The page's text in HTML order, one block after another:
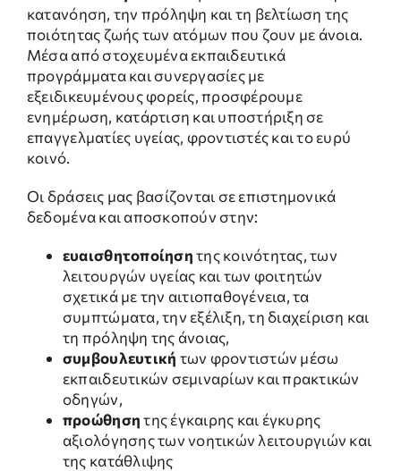
ΝΕΑ & ΕΚΔΗΛΩΣΕΙΣ
ΕΠΙΚΟΙΝΩΝΙΑ
κατανόηση, την πρόληψη και τη βελτίωση της
ποιότητας ζωής των ατόμων που ζουν με άνοια.
Μέσα από στοχευμένα εκπαιδευτικά
προγράμματα και συνεργασίες με
εξειδικευμένους φορείς, προσφέρουμε
ενημέρωση, κατάρτιση και υποστήριξη σε
επαγγελματίες υγείας, φροντιστές και το ευρύ
κοινό.
Οι δράσεις μας βασίζονται σε επιστημονικά
δεδομένα και αποσκοπούν στην:
ευαισθητοποίησητης κοινότητας, των
λειτουργών υγείας και των φοιτητών
σχετικά με την αιτιοπαθογένεια, τα
συμπτώματα, την εξέλιξη, τη διαχείριση και
τη πρόληψη της άνοιας,
συμβουλευτική των φροντιστών μέσω
εκπαιδευτικών σεμιναρίων και πρακτικών
οδηγών,
προώθησητης έγκαιρης και έγκυρης
αξιολόγησης των νοητικών λειτουργιών και
της κατάθλιψης
Τα
συγκεκριμένα
είναι
προαιρετικά.
Είναι